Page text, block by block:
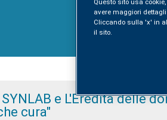
e L'Eredità delle
cura"
Questo sito usa
avere maggiori
Cliccando sulla 'x' in
il sito.